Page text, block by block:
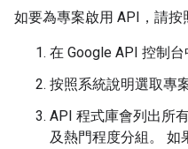
如要為專案啟用 API，請按
在 Google API 控制台
按照系統說明選取專
API 程式庫會列出所
及熱門程度分組。 如